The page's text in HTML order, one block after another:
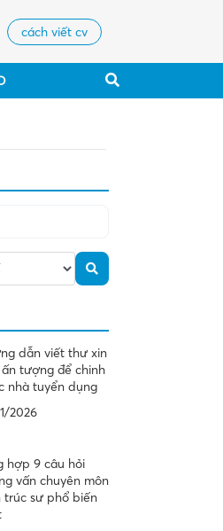
cách viết cv
dẫn viết thư xin
tượng để chinh
nhà tuyển dụng
2026
hợp 9 câu hỏi
vấn chuyên môn
trúc sư phổ biến